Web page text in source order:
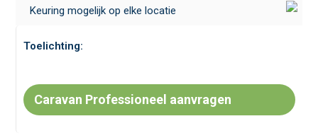
Keuring mogelijk op elke locatie
Toelichting:
Caravan Professioneel aanvragen